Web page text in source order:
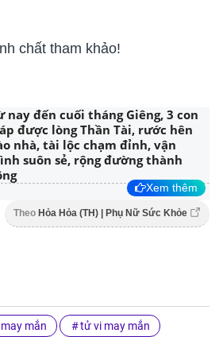
chất tham khảo!
nay đến cuối tháng Giêng, 3 con
được lòng Thần Tài, rước hên
nhà, tài lộc chạm đỉnh, vận
suôn sẻ, rộng đường thành
Xem thêm
Theo Hỏa Hỏa (TH) | Phụ Nữ Sức Khỏe
mắn tử vi may mắn